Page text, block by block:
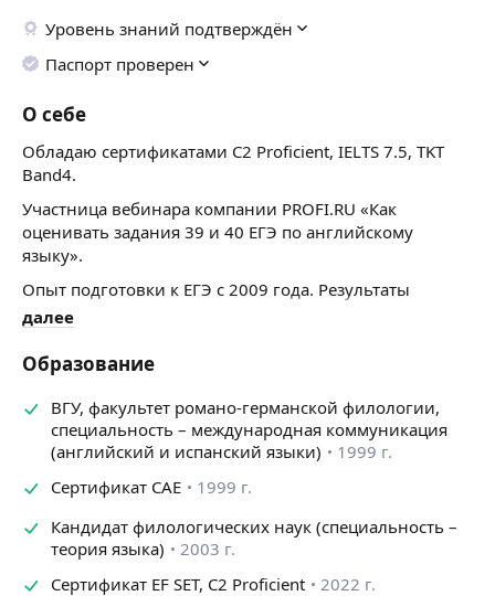
Уровень знаний подтверждён
Паспорт проверен
О себе
Обладаю сертификатами C2 Proficient, IELTS 7.5, TKT
Band4.
Участница вебинара компании PROFI.RU «Как
оценивать задания 39 и 40 ЕГЭ по английскому
языку».
Опыт подготовки к ЕГЭ с 2009 года. Результаты
последних лет:
• 2018 — 94, 90, 89;
• 2019 — 96, 94, 93, 93, 87, 86;
• 2020 — 93, 86, 84, 53 (с нуля);
2021 — 97, 93, 86, 83, 80
2022 — 93, 86, 74, 73, 57 (с начального уровня)
2023 — 88, 86, 85, 84, 81 (со среднего уровня), 74, 76,
2024 — 86 со среднего уровня
Опыт подготовки к IELTS с 2016 года. Результаты
за все годы: 6, 6, 6.5, 6.5, 6,5, 6.5. 7, 7, 7, 7, 7, 7.5, 7.5,
7.5, 7.5, 8, 8, 8, 8.
далее
Образование
ВГУ, факультет романо-германской филологии,
специальность – международная коммуникация
(английский и испанский языки)
1999 г.
Сертификат САЕ
1999 г.
Кандидат филологических наук (специальность –
теория языка)
2003 г.
Сертификат ЕF SET, C2 Proficient
2022 г.